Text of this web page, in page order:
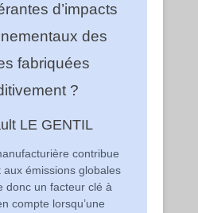
d’impacts
des
fabriquées
?
LE GENTIL
contribue
émissions globales
donc un facteur clé à
compte lorsqu’une